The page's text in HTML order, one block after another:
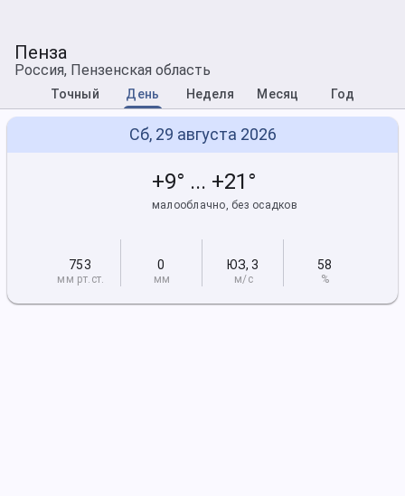
Пенза
Россия, Пензенская область
Точный День Неделя Месяц Год
Сб, 29 августа 2026
+9° ... +21°
малооблачно, без осадков
753
мм рт.ст.
0
мм
ЮЗ,3
м/с
58
%